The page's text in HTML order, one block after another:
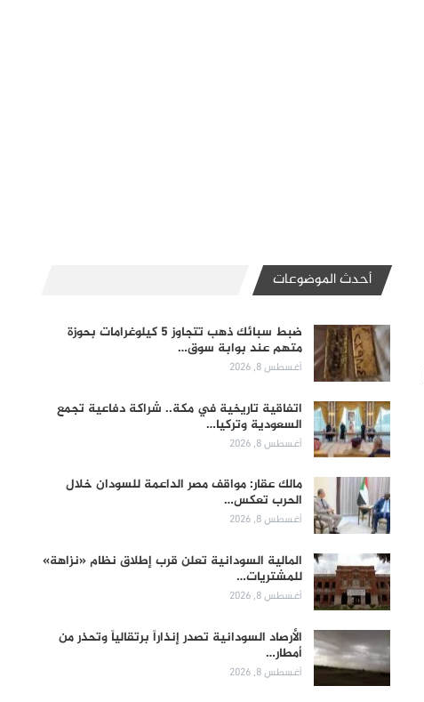
أحدث الموضوعات
ضبط سبائك ذهب تتجاوز 5 كيلوغرامات بحوزة
متهم عند بوابة سوق…
أغسطس 8, 2026
اتفاقية تاريخية في مكة.. شراكة دفاعية تجمع
السعودية وتركيا…
أغسطس 8, 2026
مالك عقار: مواقف مصر الداعمة للسودان خلال
الحرب تعكس…
أغسطس 8, 2026
المالية السودانية تعلن قرب إطلاق نظام «نزاهة»
للمشتريات…
أغسطس 8, 2026
الأرصاد السودانية تصدر إنذاراً برتقالياً وتحذر من
أمطار…
أغسطس 8, 2026